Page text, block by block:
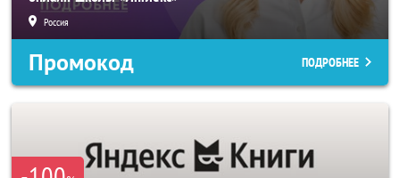
Россия
Промокод ПОДРОБНЕЕ